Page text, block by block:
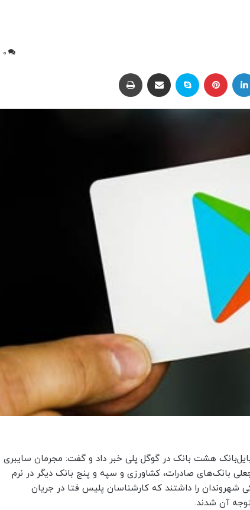
0
هشت بانک در گوگل پلی خبر داد و گفت: مجرمان سایبری
بانک‌های صادرات، کشاورزی و سپه و پنج بانک دیگر در نرم
شهروندان را داشتند که کارشناسان پلیس فتا در جریان
آن شدند.